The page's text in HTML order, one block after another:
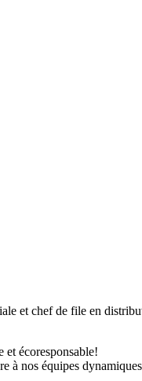
et chef de file en
et écoresponsable!
à nos équipes